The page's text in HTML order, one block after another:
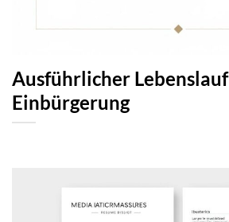
Ausführlicher Lebenslauf
Einbürgerung